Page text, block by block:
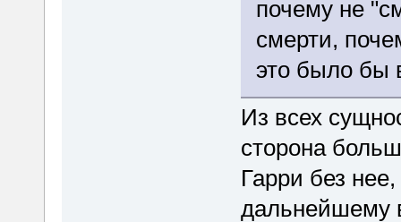
почему не
смерти,
это было бы
Из всех
сторона
Гарри без
дальнейшему